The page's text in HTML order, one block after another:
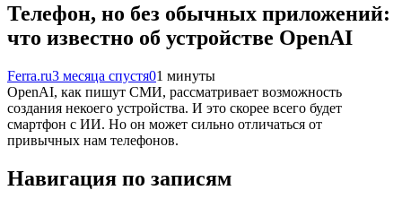
Телефон, но без обычных приложений:
что известно об устройстве OpenAI
Ferra.ru3 месяца спустя01 минуты
OpenAI, как пишут СМИ, рассматривает возможность
создания некоего устройства. И это скорее всего будет
смартфон с ИИ. Но он может сильно отличаться от
привычных нам телефонов.
Навигация по записям